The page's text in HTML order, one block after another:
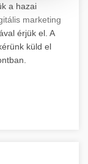
és
+
és
árakat
a hazai
marketing
érjük el. A
küld el